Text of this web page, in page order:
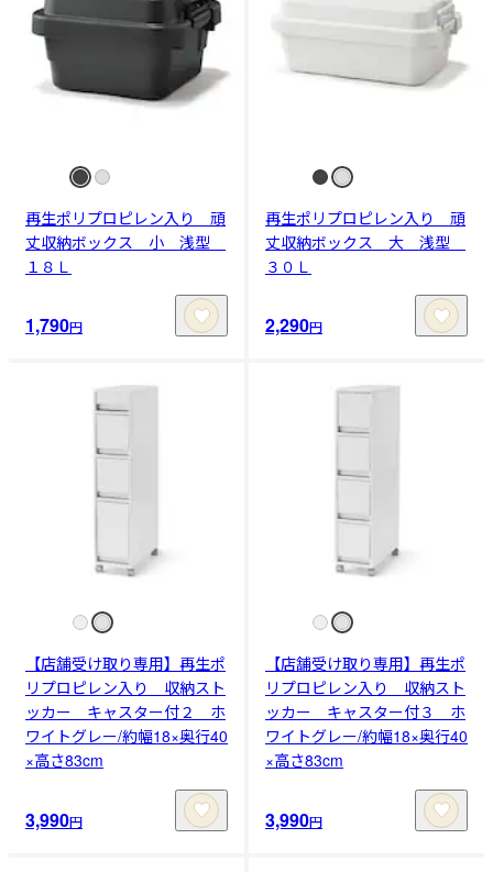
再生ポリプロピレン入り 頑
丈収納ボックス 小 浅型
１８Ｌ
1,790円
再生ポリプロピレン入り 頑
丈収納ボックス 大 浅型
３０Ｌ
2,290円
【店舗受け取り専用】再生ポ
リプロピレン入り 収納スト
ッカー キャスター付２ ホ
ワイトグレー/約幅18×奥行40
×高さ83cm
3,990円
【店舗受け取り専用】再生ポ
リプロピレン入り 収納スト
ッカー キャスター付３ ホ
ワイトグレー/約幅18×奥行40
×高さ83cm
3,990円